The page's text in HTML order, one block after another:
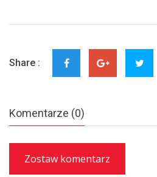
Share :
Komentarze (0)
Zostaw komentarz